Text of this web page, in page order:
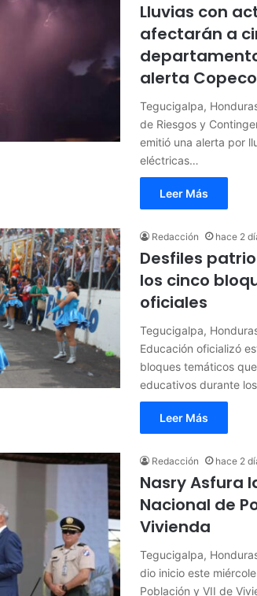
Lluvias con
afectarán a
alerta Copeco
Tegucigalpa,
de Riesgos y
emitió una alerta por
eléctricas…
Leer Más
Redacción hace 2
Desfiles
los cinco
oficiales
Tegucigalpa,
Educación oficializó
bloques temáticos
educativos durante
Leer Más
Redacción hace 2
Nasry Asfura
Nacional de
Vivienda
Tegucigalpa,
dio inicio este
Población y VII de